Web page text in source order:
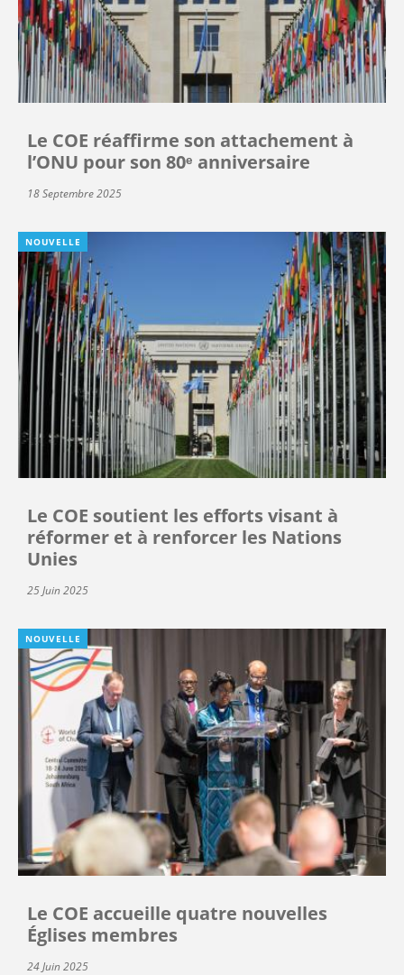
Le COE réaffirme son attachement à
l’ONU pour son 80ᵉ anniversaire
18 Septembre 2025
NOUVELLE
Le COE soutient les efforts visant à
réformer et à renforcer les Nations
Unies
25 Juin 2025
NOUVELLE
Le COE accueille quatre nouvelles
Églises membres
24 Juin 2025